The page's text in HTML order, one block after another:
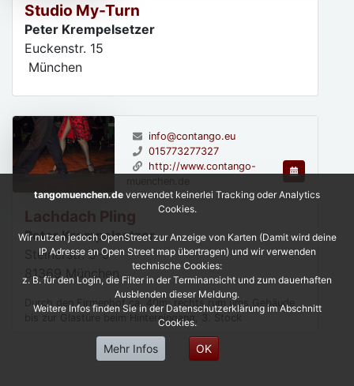
Studio My-Turn
Peter Krempelsetzer
Euckenstr. 15
München
Lachdach Pling
Peter Krempelsetzer
Steinerstr. 5-9
81369
München
Durch den Firmenhof ca. 40m: rechts rum ums Gebäude
bis zur Glastüre beim Hintereingang, 3. Stock
info@contango.eu
015773277327
http://www.contango-
muenchen.de
tangomuenchen.de verwendet keinerlei Tracking oder Analytics
Cookies.
Wir nutzen jedoch OpenStreet zur Anzeige von Karten (Damit wird deine
IP Adresse an Open Street map übertragen) und wir verwenden
technische Cookies:
z. B. für den Login, die Filter in der Terminansicht und zum dauerhaften
Ausblenden dieser Meldung.
Weitere Infos finden Sie in der Datenschutzerklärung im Abschnitt
Cookies.
Mehr Infos OK